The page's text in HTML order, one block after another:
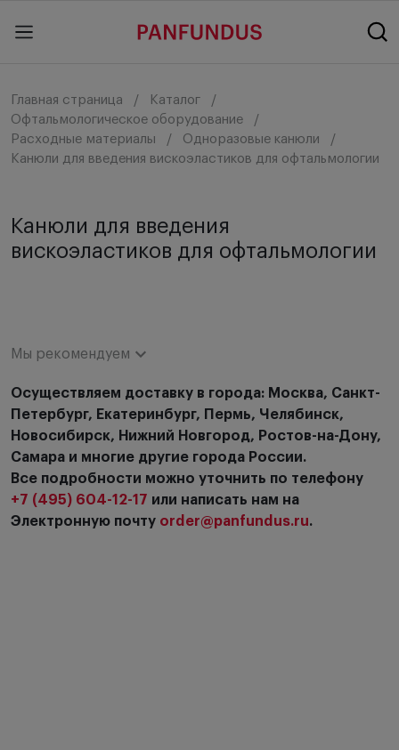
Главная страница
Каталог
Офтальмологическое оборудование
Расходные материалы
Одноразовые канюли
Канюли для введения вискоэластиков для офтальмологии
Канюли для введения
вискоэластиков для офтальмологии
Мы рекомендуем
Новинки
Цена по возрастанию
Цена по убыванию
Сначала с высоким рейтингом
Осуществляем доставку в города: Москва, Санкт-
Петербург, Екатеринбург, Пермь, Челябинск,
Новосибирск, Нижний Новгород, Ростов-на-Дону,
Самара и многие другие города России.
Все подробности можно уточнить по телефону
+7 (495) 604-12-17 или написать нам на
Электронную почту order@panfundus.ru.